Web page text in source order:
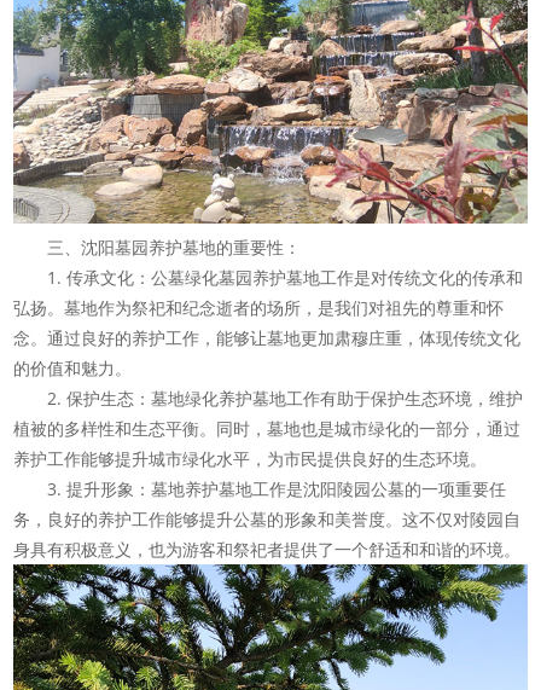
三、沈阳墓园养护墓地的重要性：
1. 传承文化：公墓绿化墓园养护墓地工作是对传统文化的传承和
弘扬。墓地作为祭祀和纪念逝者的场所，是我们对祖先的尊重和怀
念。通过良好的养护工作，能够让墓地更加肃穆庄重，体现传统文化
的价值和魅力。
2. 保护生态：墓地绿化养护墓地工作有助于保护生态环境，维护
植被的多样性和生态平衡。同时，墓地也是城市绿化的一部分，通过
养护工作能够提升城市绿化水平，为市民提供良好的生态环境。
3. 提升形象：墓地养护墓地工作是沈阳陵园公墓的一项重要任
务，良好的养护工作能够提升公墓的形象和美誉度。这不仅对陵园自
身具有积极意义，也为游客和祭祀者提供了一个舒适和和谐的环境。